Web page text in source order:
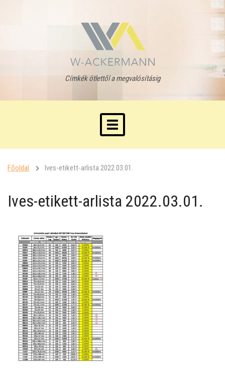
Címkék ötlettől a megvalósításig
Toggle
navigation
Főoldal Ives-etikett-arlista 2022.03.01.
Ives-etikett-arlista 2022.03.01.